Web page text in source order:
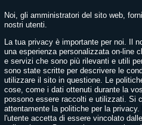
Noi, gli amministratori del sito web,
nostri utenti.
La tua privacy è importante per noi. Il
una esperienza personalizzata on-line
e servizi che sono più rilevanti e utili
sono state scritte per descrivere le
utilizzare il sito in questione. Le
cose, come i dati ottenuti durante la
possono essere raccolti e utilizzati. Si
attentamente la politiche per la
l'utente accetta di essere vincolato